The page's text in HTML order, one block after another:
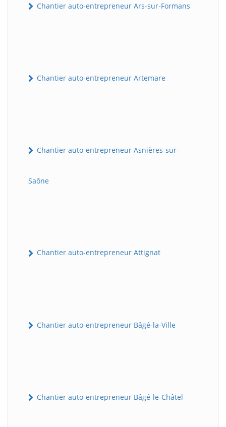
Chantier auto-entrepreneur Ars-sur-Formans
Chantier auto-entrepreneur Artemare
Chantier auto-entrepreneur Asnières-sur-
Saône
Chantier auto-entrepreneur Attignat
Chantier auto-entrepreneur Bâgé-la-Ville
Chantier auto-entrepreneur Bâgé-le-Châtel